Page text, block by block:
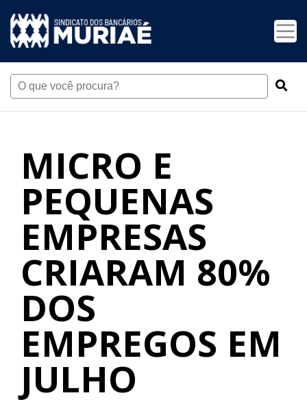
MICRO E
PEQUENAS
EMPRESAS
CRIARAM 80%
DOS
EMPREGOS EM
JULHO